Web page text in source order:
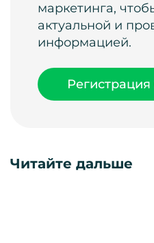
маркетинга,
актуальной и
информацией.
Читайте дальше